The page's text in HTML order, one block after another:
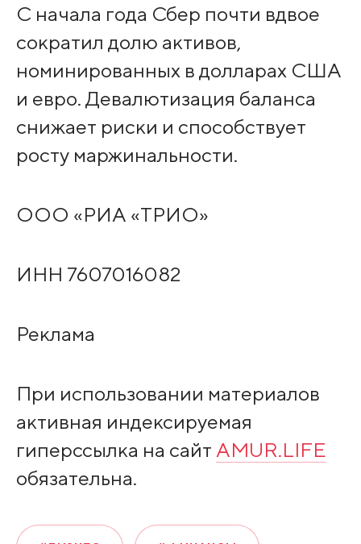
С начала года Сбер почти вдвое
сократил долю активов,
номинированных в долларах США
и евро. Девалютизация баланса
снижает риски и способствует
росту маржинальности.
ООО «РИА «ТРИО»
ИНН 7607016082
Реклама
При использовании материалов
активная индексируемая
гиперссылка на сайт AMUR.LIFE
обязательна.